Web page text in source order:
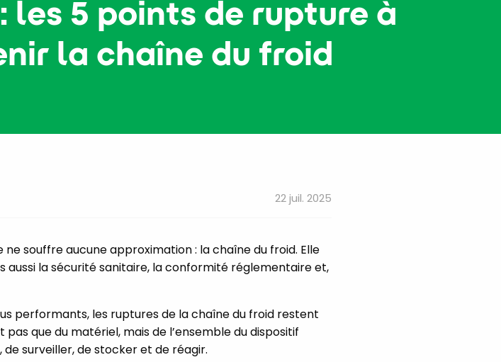
5 points de rupture à
la chaîne du froid
22 juil. 2025
souffre aucune approximation : la chaîne du froid. Elle
aussi la sécurité sanitaire, la conformité réglementaire et,
performants, les ruptures de la chaîne du froid restent
que du matériel, mais de l’ensemble du dispositif
de surveiller, de stocker et de réagir.